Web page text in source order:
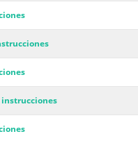
instrucciones